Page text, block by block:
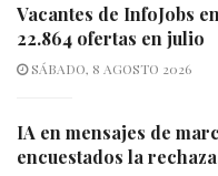
Vacantes de InfoJobs
22.864 ofertas en julio
SÁBADO, 8 AGOSTO 2026
IA en mensajes de
encuestados la